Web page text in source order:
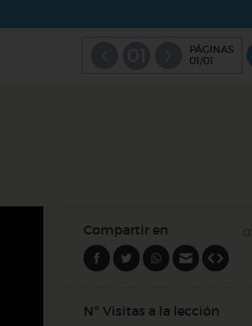
PÁGINAS
01/01
Compartir en
Nº Visitas a la lección